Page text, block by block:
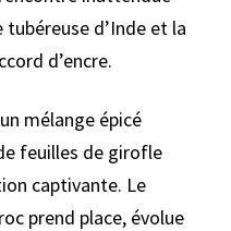
tubéreuse d’Inde et la
d’encre.
mélange épicé
feuilles de girofle
captivante. Le
prend place, évolue